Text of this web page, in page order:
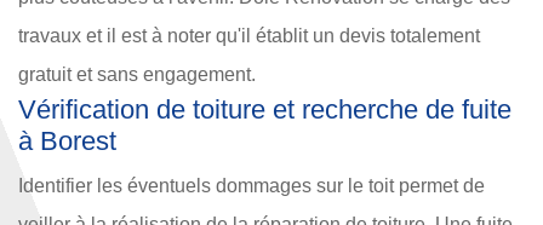
travaux et il est à noter qu'il établit un devis totalement
gratuit et sans engagement.
Vérification de toiture et recherche de fuite
à Borest
Identifier les éventuels dommages sur le toit permet de